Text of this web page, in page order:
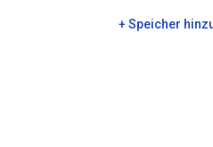
+ Speicher